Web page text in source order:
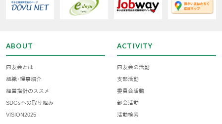
ABOUT ACTIVITY
同友会とは
同友会の活動
組織･理事紹介
支部活動
経営指針のススメ
委員会活動
SDGsへの取り組み
部会活動
VISION2025
活動検索